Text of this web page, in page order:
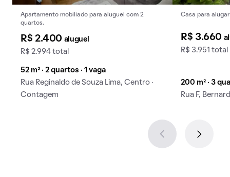
Apartamento mobiliado para aluguel com 2
quartos.
R$ 2.400 aluguel
R$ 2.994 total
52 m² · 2 quartos · 1 vaga
Rua Reginaldo de Souza Lima, Centro ·
Contagem
Casa para
R$ 3.660
R$ 3.951 total
200 m² · 3
Rua F,